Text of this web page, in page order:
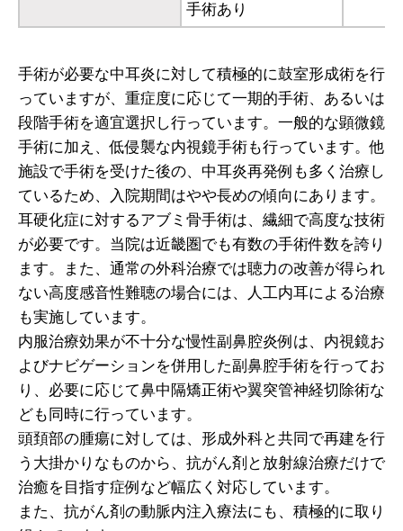
手術あり
手術が必要な中耳炎に対して積極的に鼓室形成術を行
っていますが、重症度に応じて一期的手術、あるいは
段階手術を適宜選択し行っています。一般的な顕微鏡
手術に加え、低侵襲な内視鏡手術も行っています。他
施設で手術を受けた後の、中耳炎再発例も多く治療し
ているため、入院期間はやや長めの傾向にあります。
耳硬化症に対するアブミ骨手術は、繊細で高度な技術
が必要です。当院は近畿圏でも有数の手術件数を誇り
ます。また、通常の外科治療では聴力の改善が得られ
ない高度感音性難聴の場合には、人工内耳による治療
も実施しています。
内服治療効果が不十分な慢性副鼻腔炎例は、内視鏡お
よびナビゲーションを併用した副鼻腔手術を行ってお
り、必要に応じて鼻中隔矯正術や翼突管神経切除術な
ども同時に行っています。
頭頚部の腫瘍に対しては、形成外科と共同で再建を行
う大掛かりなものから、抗がん剤と放射線治療だけで
治癒を目指す症例など幅広く対応しています。
また、抗がん剤の動脈内注入療法にも、積極的に取り